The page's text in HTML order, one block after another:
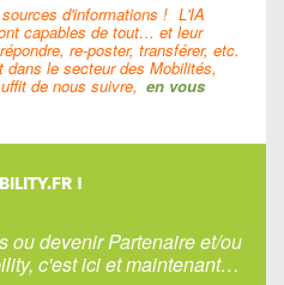
d'informations ! L'IA
capables de tout… et leur
re-poster, transférer, etc.
le secteur des Mobilités,
de nous suivre, en vous
!
ou devenir Partenaire et/ou
c'est ici et maintenant…